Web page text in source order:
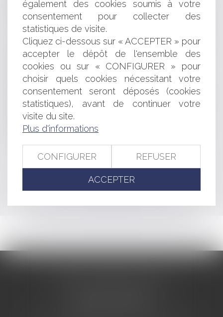
droit de propriété
Audition d'une personne en dehors de la garde à vue
Intervention économique des collectivités locales
Litiges relatifs aux antennes relais
Le Président de la République peut agir en justice
pendant son mandat
Travail clandestin et contribution de l'employeur
Majoration des droits à construire
Contrat liant une personne privée occupant le domaine
et celle gérant un stade
Guide pratique: le licenciement abusif
Police spéciale du Préfet pour décider de fermer un
restaurant
< ... 381 382 383 384 385 386 387 ...
également des cookies soumis à votre
consentement pour collecter des
statistiques de visite.
Cliquez ci-dessous sur « ACCEPTER » pour
accepter le dépôt de l'ensemble des
cookies ou sur « CONFIGURER » pour
choisir quels cookies nécessitant votre
consentement seront déposés (cookies
statistiques), avant de continuer votre
visite du site.
Plus d'informations
CONFIGURER REFUSER
ACCEPTER